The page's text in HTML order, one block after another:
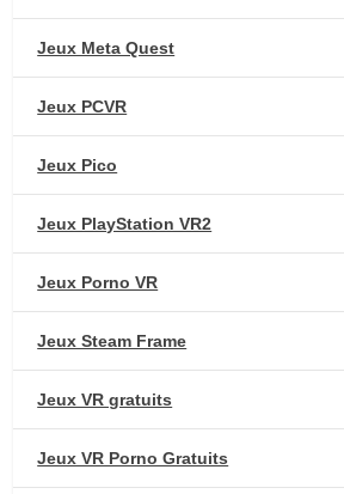
Jeux Meta Quest
Jeux PCVR
Jeux Pico
Jeux PlayStation VR2
Jeux Porno VR
Jeux Steam Frame
Jeux VR gratuits
Jeux VR Porno Gratuits